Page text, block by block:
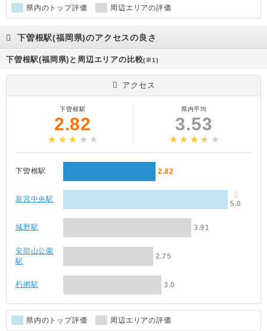
県内のトップ評価 周辺エリアの評価
下曽根駅(福岡県)のアクセスの良さ
下曽根駅(福岡県)と周辺エリアの比較(※1)
アクセス
下曽根駅
2.82
県内平均
3.53
下曽根駅 2.82
新宮中央駅
5.0
城野駅 3.91
安部山公園
駅
2.75
朽網駅 3.0
県内のトップ評価 周辺エリアの評価